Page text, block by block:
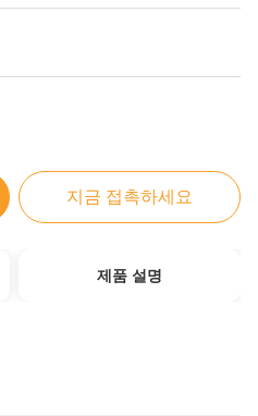
지금 접촉하세요
제품 설명